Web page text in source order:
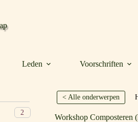
Leden Voorschriften
2
< Alle onderwerpen
Workshop Composteren